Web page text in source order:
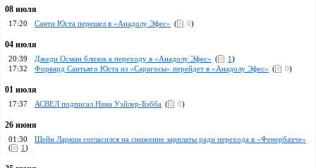
08 июля
17:20 Санти Юста перешел в «Анадолу Эфес» ( 0)
04 июля
20:39 Джеди Осман близок к переходу в «Анадолу Эфес» ( 1)
17:32
Форвард Сантьяго Юста из «Сарагосы» перейдет в «Анадолу Эфес» ( 0)
01 июля
17:37 АСВЕЛ подписал Ника Уэйлер-Бэбба ( 0)
26 июня
01:30
Шейн Ларкин согласился на снижение зарплаты ради перехода в «Фенербахче»
(
1)